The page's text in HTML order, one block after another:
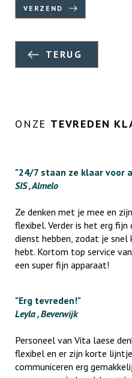
VERZEND
TERUG
ONZE TEVREDEN
"24/7 staan ze klaar voor
SIS , Almelo
Ze denken met je mee en
flexibel. Verder is het erg
dienst hebben, zodat je snel
hebt. Kortom top service
een super fijn apparaat!
"Erg tevreden!"
Leyla , Beverwijk
Personeel van Vita laese
flexibel en er zijn korte
communiceren erg